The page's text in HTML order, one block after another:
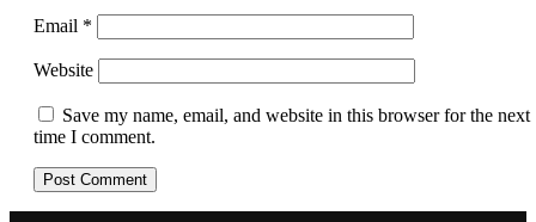
Email *
Website
Save my name, email, and website in this browser for the next
time I comment.